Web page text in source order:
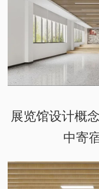
展览馆设计概
中寄